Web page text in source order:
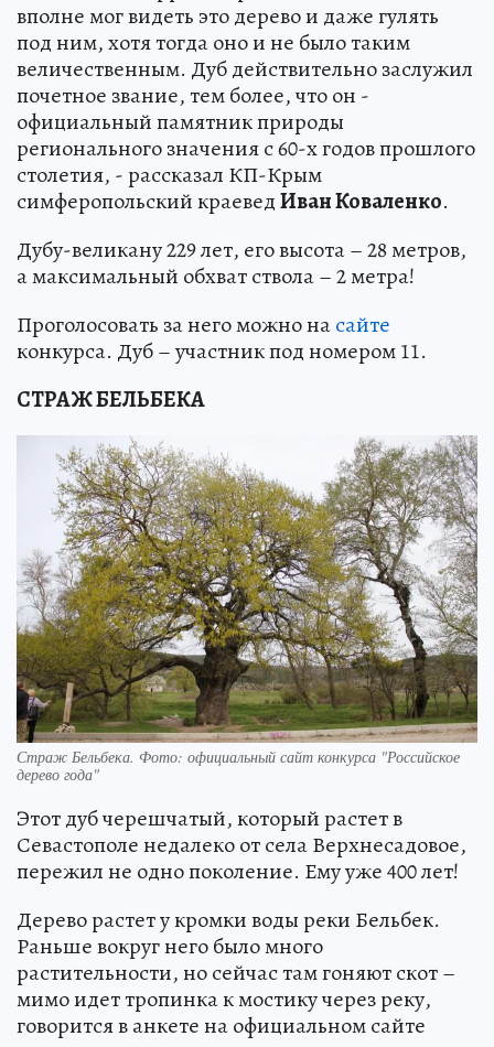
вполне мог видеть это дерево и даже гулять
под ним, хотя тогда оно и не было таким
величественным. Дуб действительно заслужил
почетное звание, тем более, что он -
официальный памятник природы
регионального значения с 60-х годов прошлого
столетия, - рассказал КП-Крым
симферопольский краеведИван Коваленко.
Дубу-великану 229 лет, его высота – 28 метров,
а максимальный обхват ствола – 2 метра!
Проголосовать за него можно насайте
конкурса. Дуб – участник под номером 11.
СТРАЖ БЕЛЬБЕКА
Страж Бельбека. Фото: официальный сайт конкурса "Российское
дерево года"
Этот дуб черешчатый, который растет в
Севастополе недалеко от села Верхнесадовое,
пережил не одно поколение. Ему уже 400 лет!
Дерево растет у кромки воды реки Бельбек.
Раньше вокруг него было много
растительности, но сейчас там гоняют скот –
мимо идет тропинка к мостику через реку,
говорится в анкете на официальном сайте